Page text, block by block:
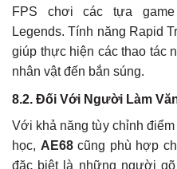
FPS chơi các tựa
Legends. Tính năng Rapid
giúp thực hiện các thao tác
nhân vật đến bắn súng.
8.2. Đối Với Người Làm
Với khả năng tùy chỉnh
học, AE68cũng phù hợp
đặc biệt là những người